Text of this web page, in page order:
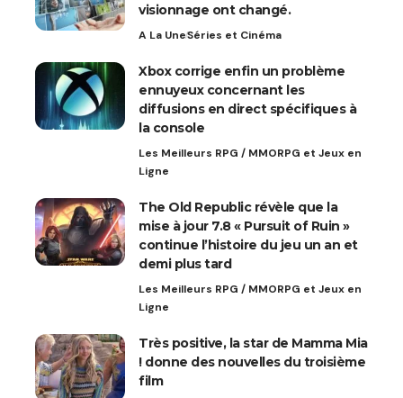
visionnage ont changé.
A La UneSéries et Cinéma
Xbox corrige enfin un problème
ennuyeux concernant les
diffusions en direct spécifiques à
la console
Les Meilleurs RPG / MMORPG et Jeux en
Ligne
The Old Republic révèle que la
mise à jour 7.8 « Pursuit of Ruin »
continue l’histoire du jeu un an et
demi plus tard
Les Meilleurs RPG / MMORPG et Jeux en
Ligne
Très positive, la star de Mamma Mia
! donne des nouvelles du troisième
film